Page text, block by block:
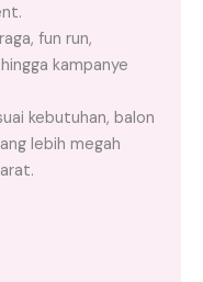
fun run,
kampanye
kebutuhan, balon
lebih megah